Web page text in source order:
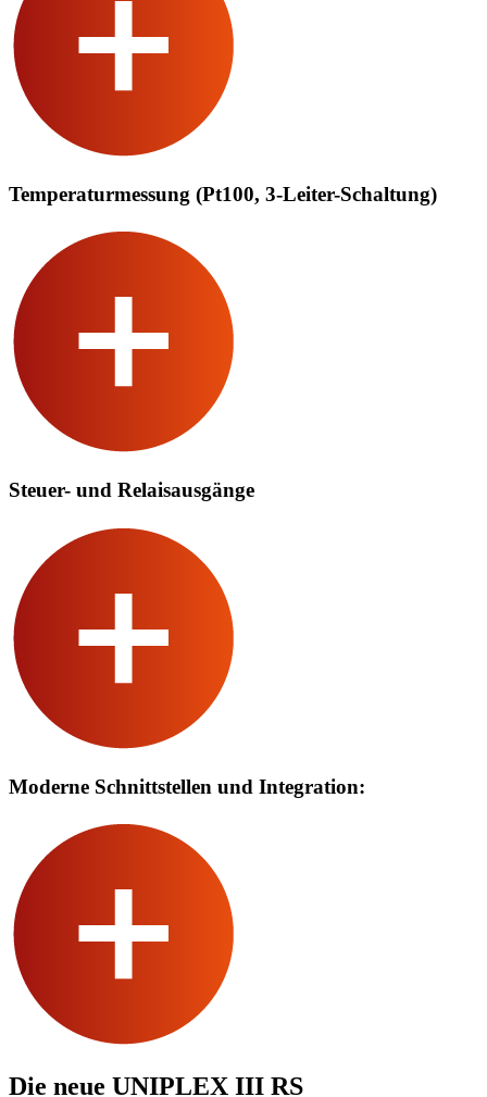
Temperaturmessung (Pt100, 3-Leiter-Schaltung)
Steuer- und Relaisausgänge
Moderne Schnittstellen und Integration:
Die neue UNIPLEX III RS